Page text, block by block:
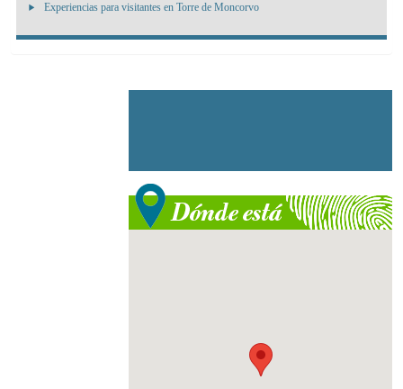
Experiencias para visitantes en Torre de Moncorvo